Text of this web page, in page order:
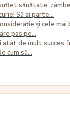
sănătate,
Să ai parte...
și cele mai
pas pe...
atât de mult succes,
cum să...